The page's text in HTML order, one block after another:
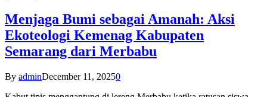
Menjaga Bumi sebagai Amanah: Aksi
Ekoteologi Kemenag Kabupaten
Semarang dari Merbabu
By adminDecember 11, 20250